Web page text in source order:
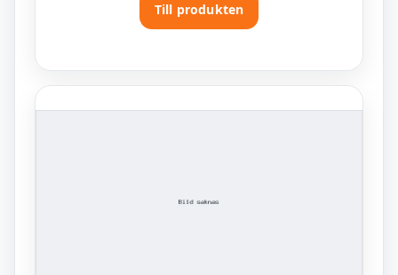
Till produkten